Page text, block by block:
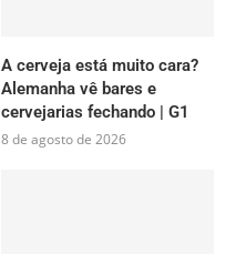
A cerveja está muito cara?
Alemanha vê bares e
cervejarias fechando | G1
8 de agosto de 2026